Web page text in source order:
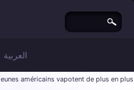
العربية
américains vapotent de plus en plus